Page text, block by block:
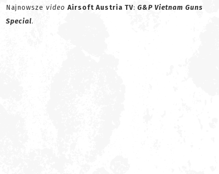
Najnowsze video Airsoft Austria TV: G&P Vietnam Guns
Special.